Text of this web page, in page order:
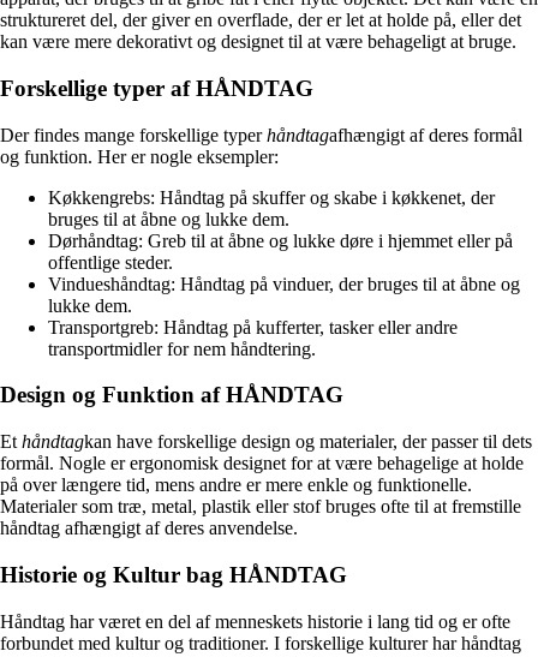
struktureret del, der giver en overflade, der er let at holde på, eller det
kan være mere dekorativt og designet til at være behageligt at bruge.
Forskellige typer af HÅNDTAG
Der findes mange forskellige typerhåndtagafhængigt af deres formål
og funktion. Her er nogle eksempler:
Køkkengrebs: Håndtag på skuffer og skabe i køkkenet, der
bruges til at åbne og lukke dem.
Dørhåndtag: Greb til at åbne og lukke døre i hjemmet eller på
offentlige steder.
Vindueshåndtag: Håndtag på vinduer, der bruges til at åbne og
lukke dem.
Transportgreb: Håndtag på kufferter, tasker eller andre
transportmidler for nem håndtering.
Design og Funktion af HÅNDTAG
Et håndtagkan have forskellige design og materialer, der passer til dets
formål. Nogle er ergonomisk designet for at være behagelige at holde
på over længere tid, mens andre er mere enkle og funktionelle.
Materialer som træ, metal, plastik eller stof bruges ofte til at fremstille
håndtag afhængigt af deres anvendelse.
Historie og Kultur bag HÅNDTAG
Håndtag har været en del af menneskets historie i lang tid og er ofte
forbundet med kultur og traditioner. I forskellige kulturer har håndtag